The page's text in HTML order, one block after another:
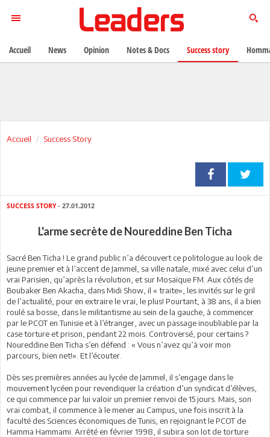
Accueil Success Story
SUCCESS STORY- 27.01.2012
L'arme secrète de Noureddine Ben Ticha
Sacré Ben Ticha ! Le grand public n’a découvert ce politologue au look de
jeune premier et à l’accent de Jammel, sa ville natale, mixé avec celui d’un
vrai Parisien, qu’après la révolution, et sur Mosaïque FM. Aux côtés de
Boubaker Ben Akacha, dans Midi Show, il « traite», les invités sur le gril
de l’actualité, pour en extraire le vrai, le plus! Pourtant, à 38 ans, il a bien
roulé sa bosse, dans le militantisme au sein de la gauche, à commencer
par le PCOT en Tunisie et à l’étranger, avec un passage inoubliable par la
case torture et prison, pendant 22 mois. Controversé, pour certains ?
Noureddine Ben Ticha s’en défend : « Vous n’avez qu’à voir mon
parcours, bien net!». Et l’écouter.
Dès ses premières années au lycée de Jammel, il s’engage dans le
mouvement lycéen pour revendiquer la création d’un syndicat d’élèves,
ce qui commence par lui valoir un premier renvoi de 15 jours. Mais, son
vrai combat, il commence à le mener au Campus, une fois inscrit à la
faculté des Sciences économiques de Tunis, en rejoignant le PCOT de
Hamma Hammami. Arrêté en février 1998, il subira son lot de torture
Accueil News Opinion Notes & Docs Success story